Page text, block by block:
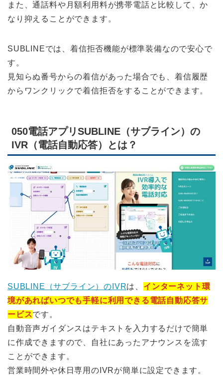
また、通話料や月額利用料が携帯電話と比較して、か
なり抑えることができます。
SUBLINEでは、着信拒否機能が標準装備なので安心で
す。
見知らぬ番号からの着信があった場合でも、着信履歴
からワンクリックで着信拒否をすることができます。
050電話アプリSUBLINE（サブライン）の
IVR（電話自動応答）とは？
SUBLINE（サブライン）のIVRは、 インターネット環
境があればいつでも手軽に利用できる電話自動応答サ
ービスです。
自動音声ガイダンスはテキストを入力するだけで簡単
に作成できますので、自社にあったアナウンスを流す
ことができます。
営業時間外や休日専用のIVRが簡単に設定できます。